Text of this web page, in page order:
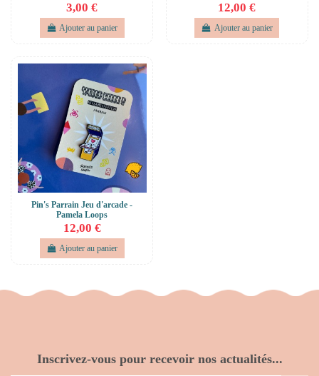
3,00 €
Ajouter au panier
12,00 €
Ajouter au panier
Pin's Parrain Jeu d'arcade -
Pamela Loops
12,00 €
Ajouter au panier
Inscrivez-vous pour recevoir nos actualités...